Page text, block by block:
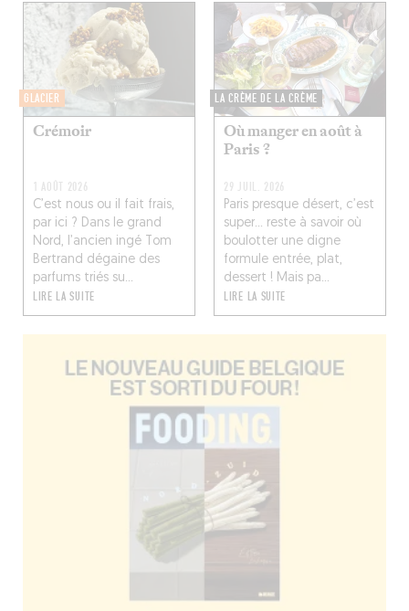
GLACIER
Crémoir
1 AOÛT 2026
C’est nous ou il fait frais,
par ici ? Dans le grand
Nord, l’ancien ingé Tom
Bertrand dégaine des
parfums triés su...
LIRE LA SUITE
LA CRÈME DE LA CRÈME
Où manger en août à
Paris ?
29 JUIL. 2026
Paris presque désert, c’est
super... reste à savoir où
boulotter une digne
formule entrée, plat,
dessert ! Mais pa...
LIRE LA SUITE